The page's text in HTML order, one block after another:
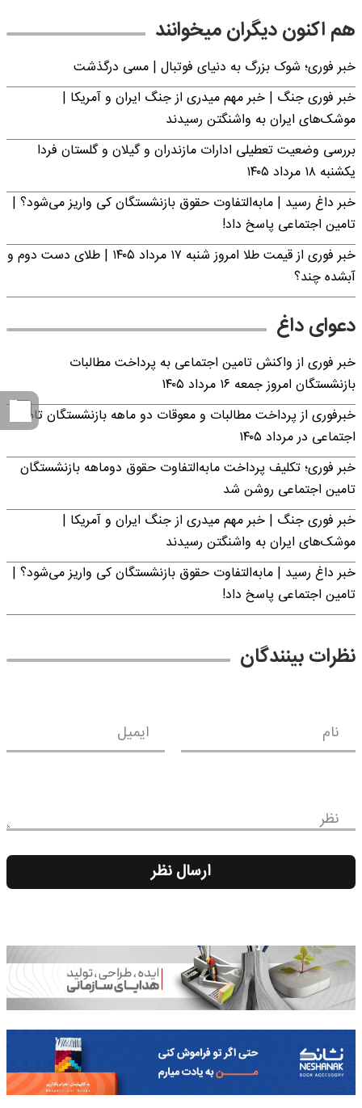
هم اکنون دیگران میخوانند
خبر فوری؛‌ شوک بزرگ به دنیای فوتبال | مسی درگذشت
خبر فوری جنگ | خبر مهم میدری از جنگ ایران و آمریکا |
موشک‌های ایران به واشنگتن رسیدند
بررسی وضعیت تعطیلی ادارات مازندران و گیلان و گلستان فردا
یکشنبه ۱۸ مرداد ۱۴۰۵
خبر داغ رسید | مابه‌التفاوت حقوق بازنشستگان کی واریز می‌شود؟ |
تامین اجتماعی پاسخ داد!
خبر فوری از قیمت طلا امروز شنبه ۱۷ مرداد ۱۴۰۵ | طلای دست دوم و
آبشده چند؟
دعوای داغ
خبر فوری از واکنش تامین اجتماعی به پرداخت مطالبات
بازنشستگان امروز جمعه ۱۶ مرداد ۱۴۰۵
خبرفوری از پرداخت مطالبات و معوقات دو ماهه بازنشستگان تامین
اجتماعی در مرداد ۱۴۰۵
خبر فوری؛ تکلیف پرداخت مابه‌التفاوت حقوق دوماهه بازنشستگان
تامین اجتماعی روشن شد
خبر فوری جنگ | خبر مهم میدری از جنگ ایران و آمریکا |
موشک‌های ایران به واشنگتن رسیدند
خبر داغ رسید | مابه‌التفاوت حقوق بازنشستگان کی واریز می‌شود؟ |
تامین اجتماعی پاسخ داد!
نظرات بینندگان
نام ایمیل
نظر
ارسال نظر